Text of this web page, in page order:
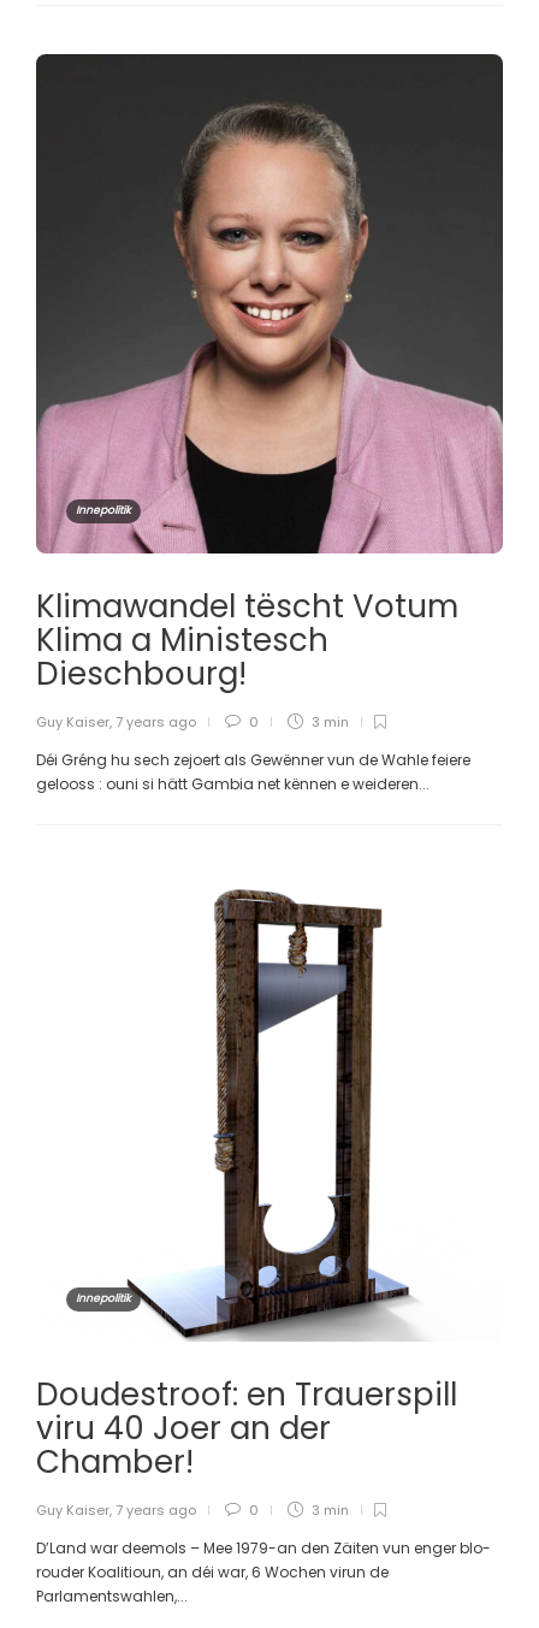
Innepolitik
Klimawandel tëscht Votum
Klima a Ministesch
Dieschbourg!
Guy Kaiser, 7 years ago 0 3 min
Déi Gréng hu sech zejoert als Gewënner vun de Wahle feiere
gelooss : ouni si hätt Gambia net kënnen e weideren...
Innepolitik
Doudestroof: en Trauerspill
viru 40 Joer an der
Chamber!
Guy Kaiser, 7 years ago 0 3 min
D’Land war deemols – Mee 1979-an den Zäiten vun enger blo-
rouder Koalitioun, an déi war, 6 Wochen virun de
Parlamentswahlen,...